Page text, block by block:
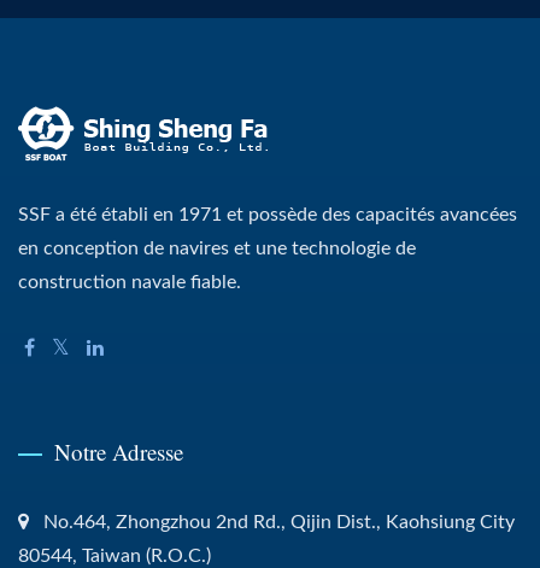
SSF a été établi en 1971 et possède des capacités avancées
en conception de navires et une technologie de
construction navale fiable.
Notre Adresse
No.464, Zhongzhou 2nd Rd., Qijin Dist., Kaohsiung City
80544, Taiwan (R.O.C.)